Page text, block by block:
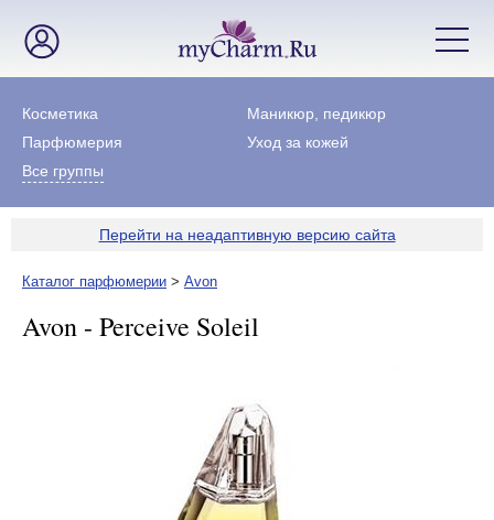
Косметика
Маникюр, педикюр
Парфюмерия
Уход за кожей
Все группы
Перейти на неадаптивную версию сайта
Каталог парфюмерии > Avon
Avon - Perceive Soleil